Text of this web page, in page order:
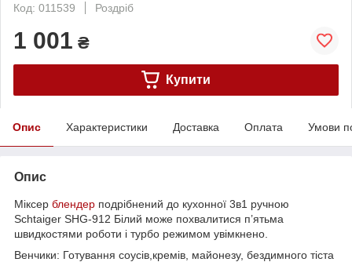
Код: 011539
Роздріб
1 001 ₴
Купити
Опис Характеристики Доставка Оплата Умови
Опис
Міксер блендер подрібнений до кухонної 3в1 ручною
Schtaiger SHG-912 Білий може похвалитися п’ятьма
швидкостями роботи і турбо режимом увімкнено.
Венчики: Готування соусів,кремів, майонезу, бездимного тіста